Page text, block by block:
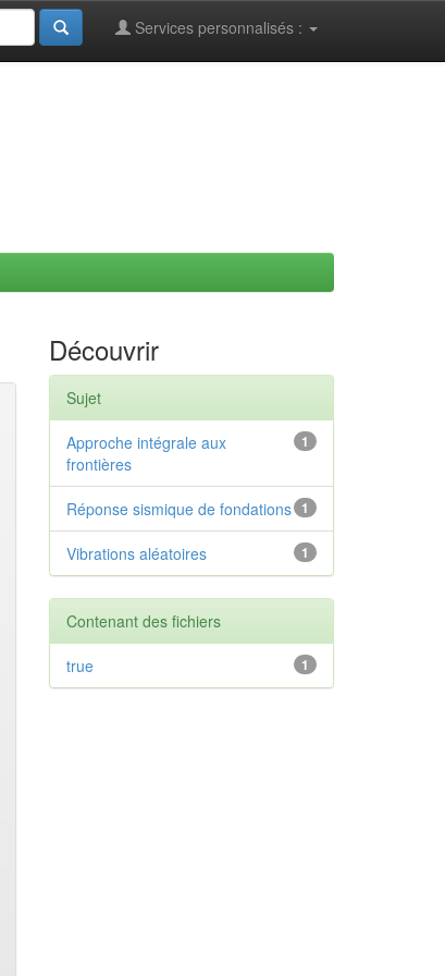
Services personnalisés :
Découvrir
Sujet
1
Approche intégrale aux
frontières
1
Réponse sismique de fondations
1
Vibrations aléatoires
Contenant des fichiers
1
true